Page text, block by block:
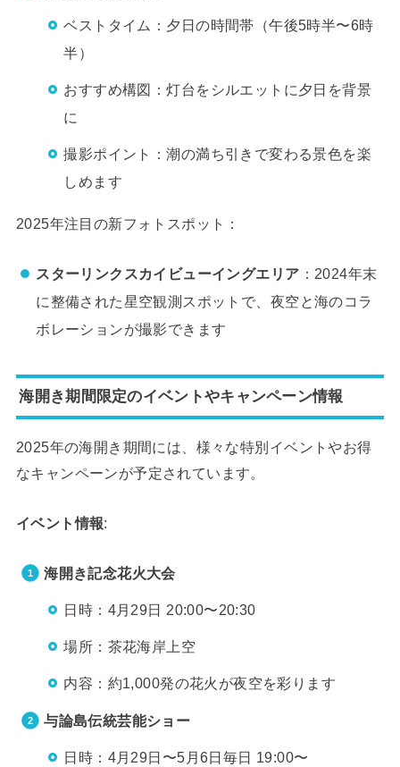
ベストタイム：夕日の時間帯（午後5時半〜6時
半）
おすすめ構図：灯台をシルエットに夕日を背景
に
撮影ポイント：潮の満ち引きで変わる景色を楽
しめます
2025年注目の新フォトスポット：
スターリンクスカイビューイングエリア ：2024年末
に整備された星空観測スポットで、夜空と海のコラ
ボレーションが撮影できます
海開き期間限定のイベントやキャンペーン情報
2025年の海開き期間には、様々な特別イベントやお得
なキャンペーンが予定されています。
イベント情報:
海開き記念花火大会
日時：4月29日 20:00〜20:30
場所：茶花海岸上空
内容：約1,000発の花火が夜空を彩ります
与論島伝統芸能ショー
日時：4月29日〜5月6日毎日 19:00〜